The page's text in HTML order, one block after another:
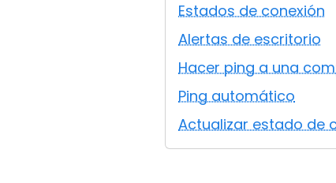
Estados de conexión
Alertas de escritorio
Hacer ping a una
Ping automático
Actualizar estado de